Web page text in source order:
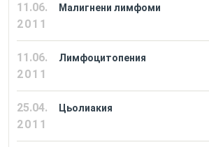
11.06.
2011
Малигнени лимфоми
11.06.
2011
Лимфоцитопения
25.04.
2011
Цьолиакия